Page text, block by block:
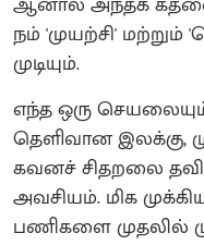
நம் 'முயற்சி' மற்றும்
முடியும்.
எந்த ஒரு
தெளிவான இலக்கு,
கவனச் சிதறலை
அவசியம். மிக
பணிகளை முதலில்